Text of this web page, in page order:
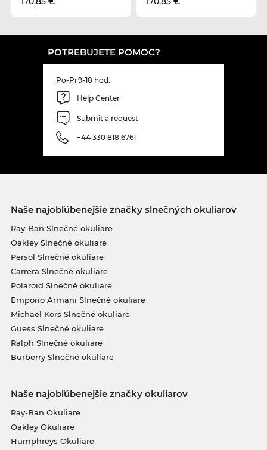
POTREBUJETE POMOC?
Po-Pi 9-18 hod.
Help Center
Submit a request
+44 330 818 6761
Naše najobľúbenejšie značky slnečných okuliarov
Ray-Ban Slnečné okuliare
Oakley Slnečné okuliare
Persol Slnečné okuliare
Carrera Slnečné okuliare
Polaroid Slnečné okuliare
Emporio Armani Slnečné okuliare
Michael Kors Slnečné okuliare
Guess Slnečné okuliare
Ralph Slnečné okuliare
Burberry Slnečné okuliare
Naše najobľúbenejšie značky okuliarov
Ray-Ban Okuliare
Oakley Okuliare
Humphreys Okuliare